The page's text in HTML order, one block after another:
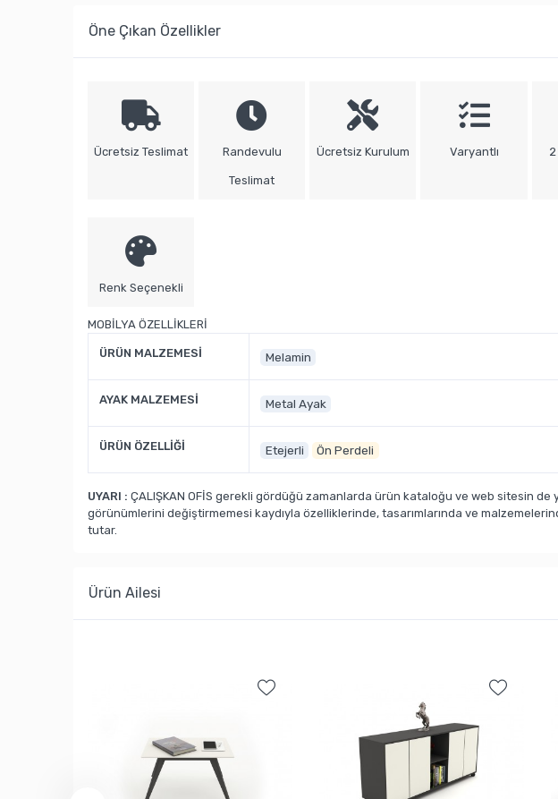
Öne Çıkan Özellikler
Ücretsiz Teslimat Randevulu
Teslimat
Ücretsiz Kurulum Varyantlı
Renk Seçenekli
MOBİLYA ÖZELLİKLERİ
ÜRÜN MALZEMESİ Melamin
AYAK MALZEMESİ Metal Ayak
ÜRÜN ÖZELLİĞİ Etejerli Ön Perdeli
UYARI : ÇALIŞKAN OFİS gerekli gördüğü zamanlarda ürün kataloğu ve web sitesin
görünümlerini değiştirmemesi kaydıyla özelliklerinde, tasarımlarında ve
tutar.
Ürün Ailesi